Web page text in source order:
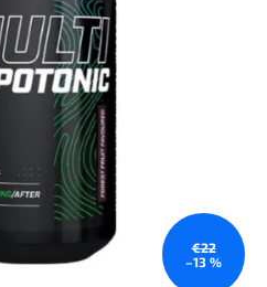
€22
–13 %